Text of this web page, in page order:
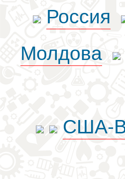
Россия
Молдова
США-